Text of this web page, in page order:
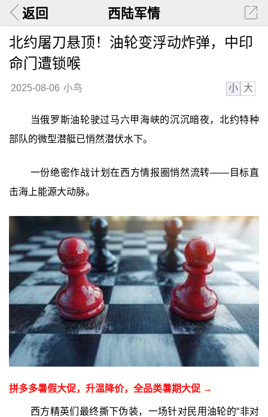
返回 西陆军情
北约屠刀悬顶！油轮变浮动炸弹，中印
命门遭锁喉
2025-08-06 小鸟 小 大
当俄罗斯油轮驶过马六甲海峡的沉沉暗夜，北约特种
部队的微型潜艇已悄然潜伏水下。
一份绝密作战计划在西方情报圈悄然流转——目标直
击海上能源大动脉。
拼多多暑假大促，升温降价，全品类暑期大促 →
西方精英们最终撕下伪装，一场针对民用油轮的“非对